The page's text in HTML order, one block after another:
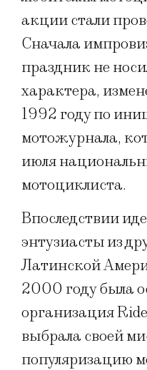
акции стали
Сначала
праздник не
характера,
1992 году по
мотожурнала,
июля
мотоциклиста.
Впоследствии
энтузиасты из
Латинской
2000 году была
организация
выбрала своей
популяризацию